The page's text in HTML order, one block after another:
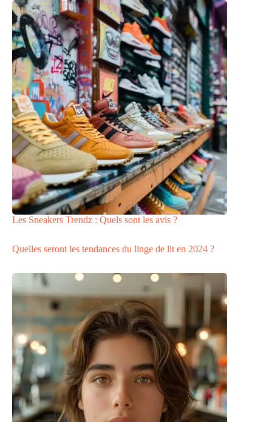
Les Sneakers Trendz : Quels sont les avis ?
Quelles seront les tendances du linge de lit en 2024 ?